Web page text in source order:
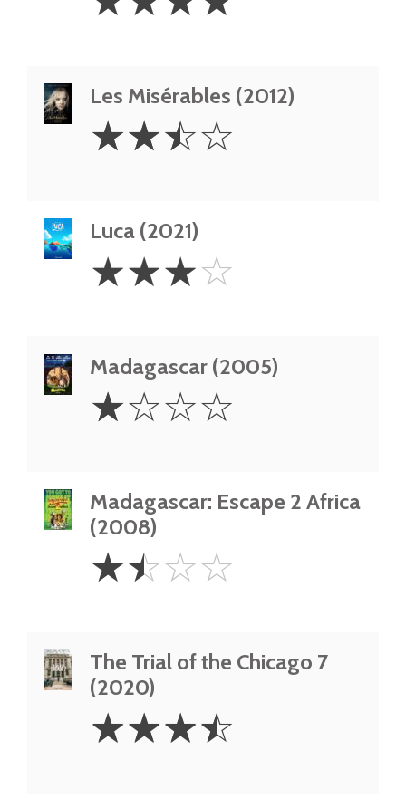
Stars
Les Misérables (2012)
2.5
Stars
☆☆☆☆
Luca (2021)
Stars
☆☆☆☆
Madagascar (2005)
Star
☆☆☆☆
Madagascar: Escape 2 Africa
(2008)
1.5
Stars
☆☆☆☆
The Trial of the Chicago 7
(2020)
3.5
Stars
☆☆☆☆